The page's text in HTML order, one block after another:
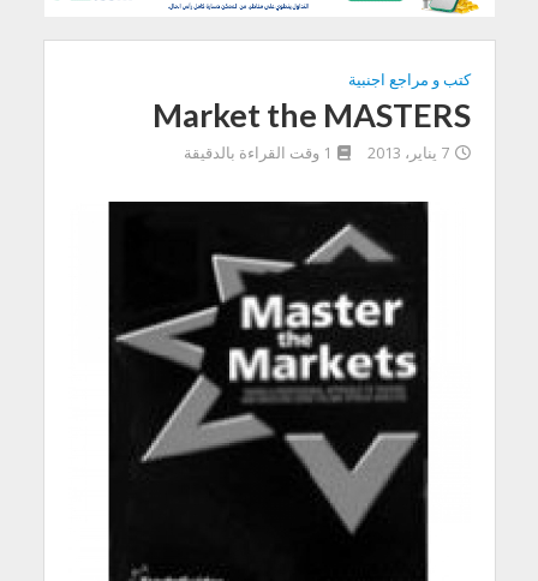
كتب و مراجع اجنبية
Market the MASTERS
7 يناير، 2013 1 وقت القراءة بالدقيقة